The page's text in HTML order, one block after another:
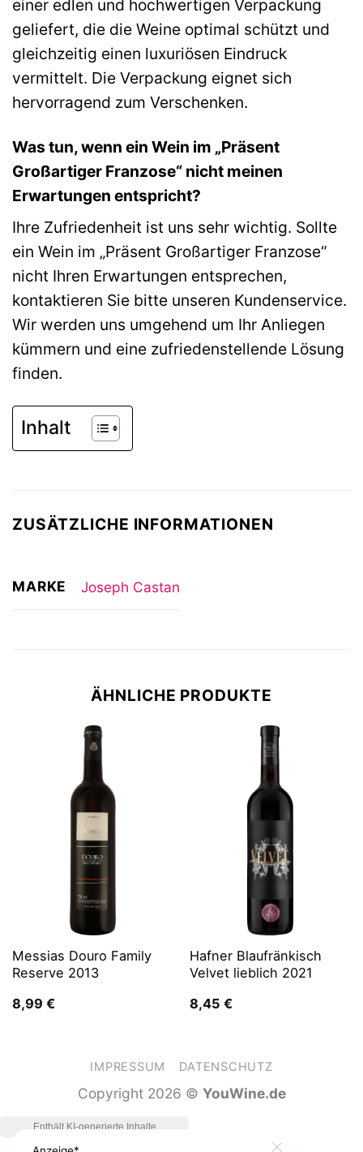
einer edlen und hochwertigen Verpackung
geliefert, die die Weine optimal schützt und
gleichzeitig einen luxuriösen Eindruck
vermittelt. Die Verpackung eignet sich
hervorragend zum Verschenken.
Was tun, wenn ein Wein im „Präsent
Großartiger Franzose“ nicht meinen
Erwartungen entspricht?
Ihre Zufriedenheit ist uns sehr wichtig. Sollte
ein Wein im „Präsent Großartiger Franzose“
nicht Ihren Erwartungen entsprechen,
kontaktieren Sie bitte unseren Kundenservice.
Wir werden uns umgehend um Ihr Anliegen
kümmern und eine zufriedenstellende Lösung
finden.
Inhalt
ZUSÄTZLICHE INFORMATIONEN
MARKE Joseph Castan
ÄHNLICHE PRODUKTE
Messias Douro Family
Reserve 2013
8,99 €
Hafner Blaufränkisch
Velvet lieblich 2021
8,45 €
IMPRESSUM DATENSCHUTZ
Copyright 2026 © YouWine.de